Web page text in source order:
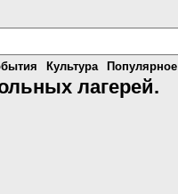
Культура Популярное
лагерей.